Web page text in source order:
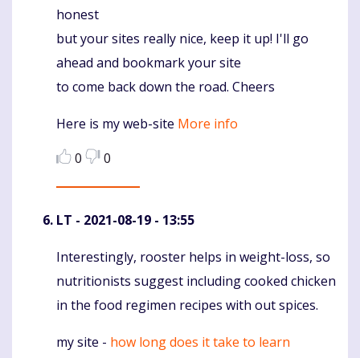
honest
but your sites really nice, keep it up! I'll go
ahead and bookmark your site
to come back down the road. Cheers
Here is my web-site More info
0
0
LT - 2021-08-19 - 13:55
Komentaras
Interestingly, rooster helps in weight-loss, so
nutritionists suggest including cooked chicken
in the food regimen recipes with out spices.
my site - how long does it take to learn